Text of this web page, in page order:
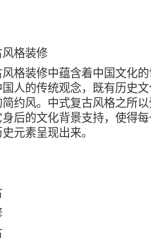
格装修
装修中蕴含着中国文化的
人的传统观念，既有历史
约风。中式复古风格之所
后的文化背景支持，使得
元素呈现出来。